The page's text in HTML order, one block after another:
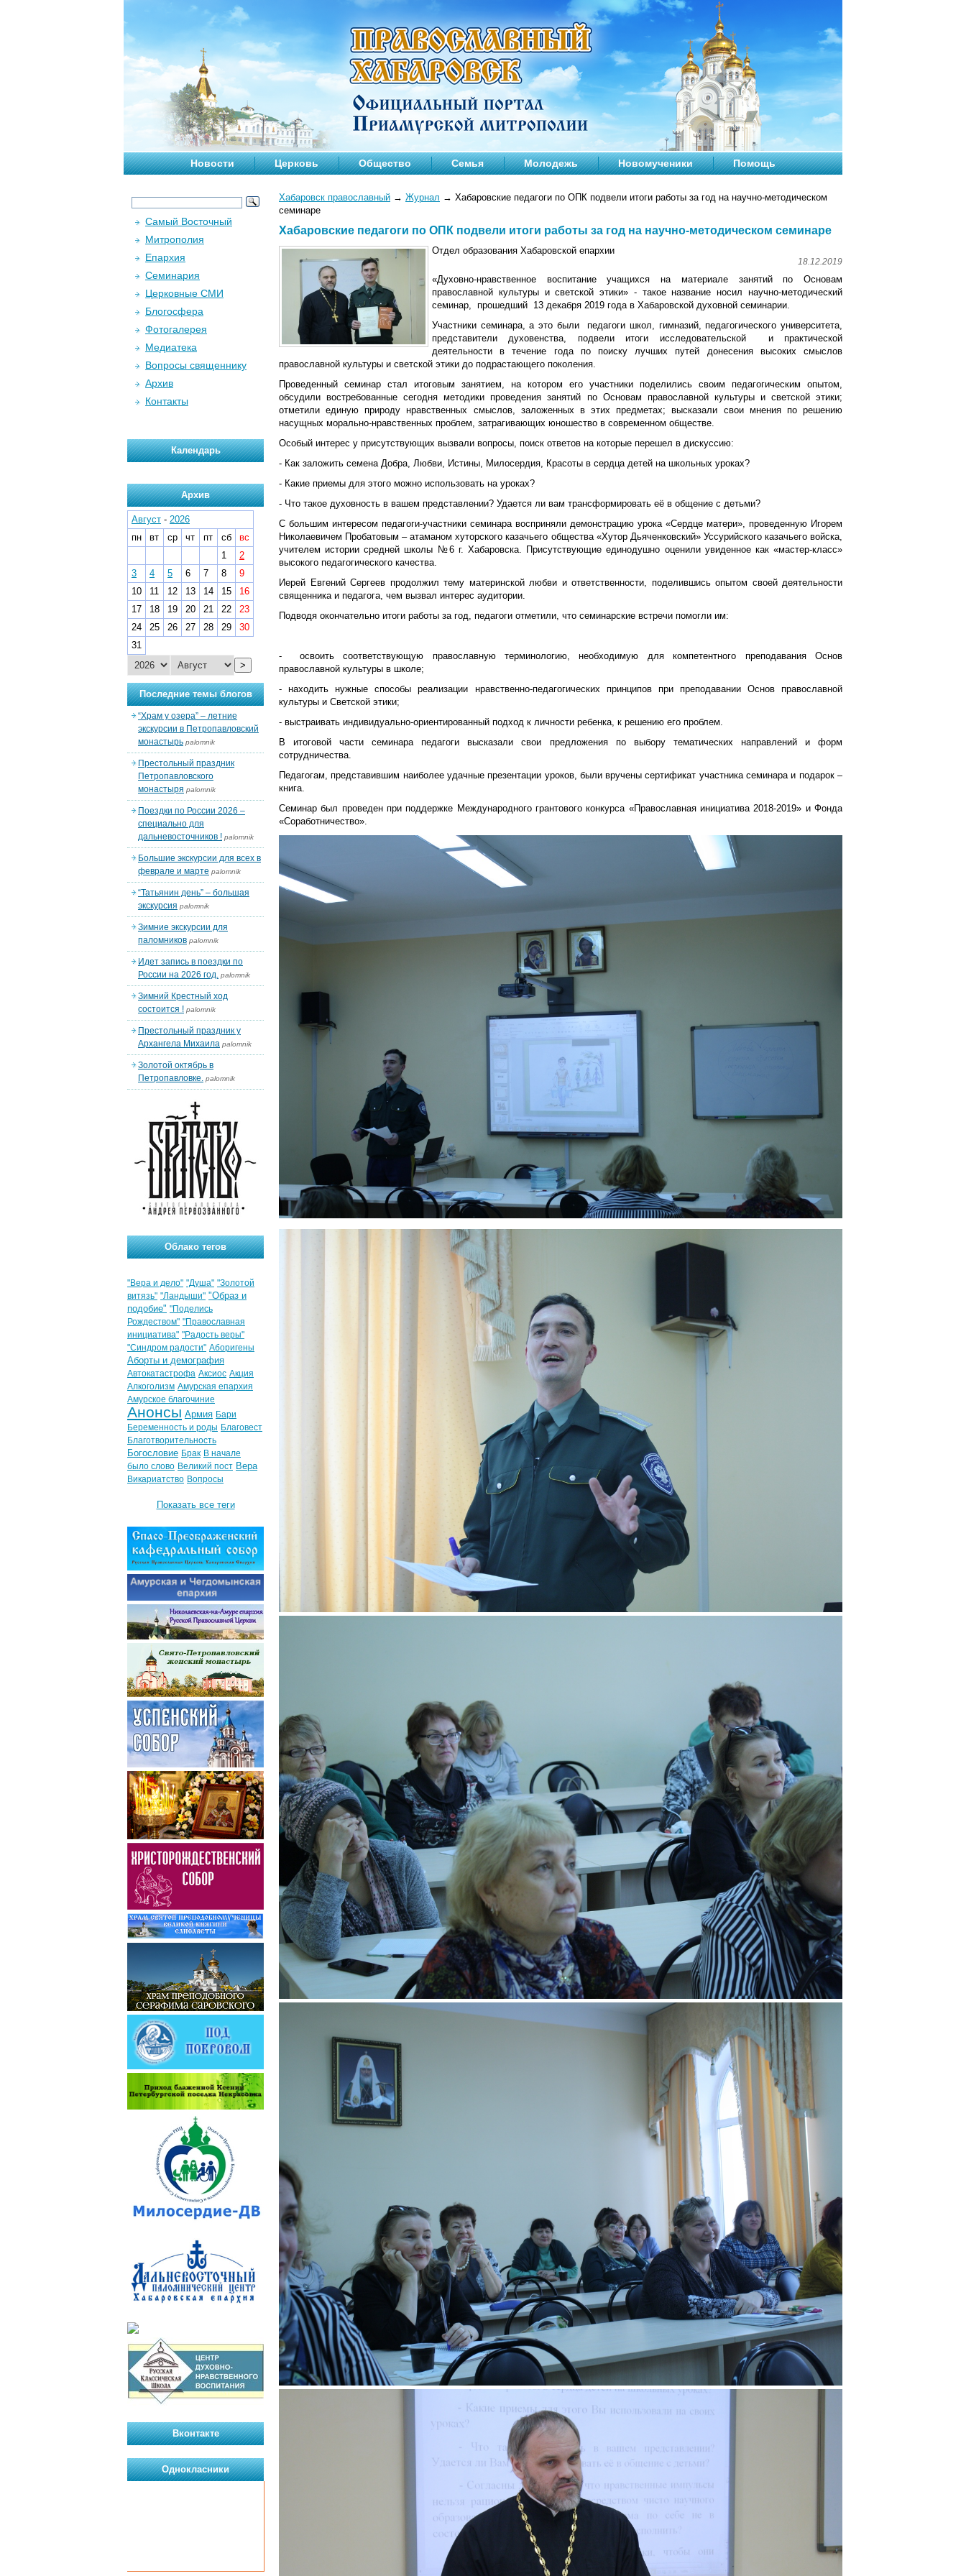
Новости Церковь Общество Семья Молодежь Новомученики Помощь
Хабаровск православный → Журнал → Хабаровские педагоги по ОПК подвели итоги работы за год на научно-методическом
семинаре
Хабаровские педагоги по ОПК подвели итоги работы за год на научно-методическом семинаре
Отдел образования Хабаровской епархии
18.12.2019
«Духовно-нравственное воспитание учащихся на материале занятий по Основам
православной культуры и светской этики» - такое название носил научно-методический
семинар, прошедший 13 декабря 2019 года в Хабаровской духовной семинарии.
Участники семинара, а это были педагоги школ, гимназий, педагогического университета,
представители духовенства, подвели итоги исследовательской и практической
деятельности в течение года по поиску лучших путей донесения высоких смыслов
православной культуры и светской этики до подрастающего поколения.
Проведенный семинар стал итоговым занятием, на котором его участники поделились своим педагогическим опытом,
обсудили востребованные сегодня методики проведения занятий по Основам православной культуры и светской этики;
отметили единую природу нравственных смыслов, заложенных в этих предметах; высказали свои мнения по решению
насущных морально-нравственных проблем, затрагивающих юношество в современном обществе.
Особый интерес у присутствующих вызвали вопросы, поиск ответов на которые перешел в дискуссию:
- Как заложить семена Добра, Любви, Истины, Милосердия, Красоты в сердца детей на школьных уроках?
- Какие приемы для этого можно использовать на уроках?
- Что такое духовность в вашем представлении? Удается ли вам трансформировать её в общение с детьми?
С большим интересом педагоги-участники семинара восприняли демонстрацию урока «Сердце матери», проведенную Игорем
Николаевичем Пробатовым – атаманом хуторского казачьего общества «Хутор Дьяченковский» Уссурийского казачьего войска,
учителем истории средней школы №6 г. Хабаровска. Присутствующие единодушно оценили увиденное как «мастер-класс»
высокого педагогического качества.
Иерей Евгений Сергеев продолжил тему материнской любви и ответственности, поделившись опытом своей деятельности
священника и педагога, чем вызвал интерес аудитории.
Подводя окончательно итоги работы за год, педагоги отметили, что семинарские встречи помогли им:
- освоить соответствующую православную терминологию, необходимую для компетентного преподавания Основ
православной культуры в школе;
- находить нужные способы реализации нравственно-педагогических принципов при преподавании Основ православной
культуры и Светской этики;
- выстраивать индивидуально-ориентированный подход к личности ребенка, к решению его проблем.
В итоговой части семинара педагоги высказали свои предложения по выбору тематических направлений и форм
сотрудничества.
Педагогам, представившим наиболее удачные презентации уроков, были вручены сертификат участника семинара и подарок –
книга.
Семинар был проведен при поддержке Международного грантового конкурса «Православная инициатива 2018-2019» и Фонда
«Соработничество».
Самый Восточный
Митрополия
Епархия
Семинария
Церковные СМИ
Блогосфера
Фотогалерея
Медиатека
Вопросы священнику
Архив
Контакты
Календарь
Архив
Август - 2026
пн
вт ср чт пт сб
вс
1
2
3
4 5 6 7 8
9
10
11 12 13 14 15
16
17
18 19 20 21 22
23
24
25 26 27 28 29
30
31
>
Последние темы блогов
“Храм у озера” – летние
экскурсии в Петропавловский
монастырь palomnik
Престольный праздник
Петропавловского
монастыря palomnik
Поездки по России 2026 –
специально для
дальневосточников ! palomnik
Большие экскурсии для всех в
феврале и марте palomnik
“Татьянин день” – большая
экскурсия palomnik
Зимние экскурсии для
паломников palomnik
Идет запись в поездки по
России на 2026 год. palomnik
Зимний Крестный ход
состоится ! palomnik
Престольный праздник у
Архангела Михаила palomnik
Золотой октябрь в
Петропавловке. palomnik
Облако тегов
"Вера и дело" "Душа" "Золотой
витязь" "Ландыши" "Образ и
подобие" "Поделись
Рождеством" "Православная
инициатива" "Радость веры"
"Синдром радости" Аборигены
Аборты и демография
Автокатастрофа Аксиос Акция
Алкоголизм Амурская епархия
Амурское благочиние
Анонсы Армия Бари
Беременность и роды Благовест
Благотворительность
Богословие Брак В начале
было слово Великий пост Вера
Викариатство Вопросы
Показать все теги
Вконтакте
Однокласники